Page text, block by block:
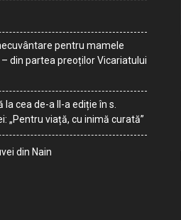
pentru mamele
din partea preoților Vicariatului
la cea de-a II-a ediție în s.
„Pentru viață, cu inimă curată”
din Nain